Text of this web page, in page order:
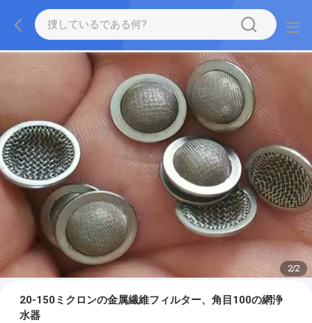
2/2
20-150ミクロンの金属繊維フィルター、角目100の網浄
水器